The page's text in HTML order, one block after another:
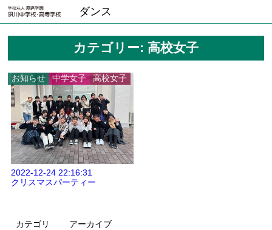
ダンス
カテゴリー: 高校女子
お知らせ 中学女子 高校女子
2022-12-24 22:16:31
クリスマスパーティー
カテゴリ
アーカイブ